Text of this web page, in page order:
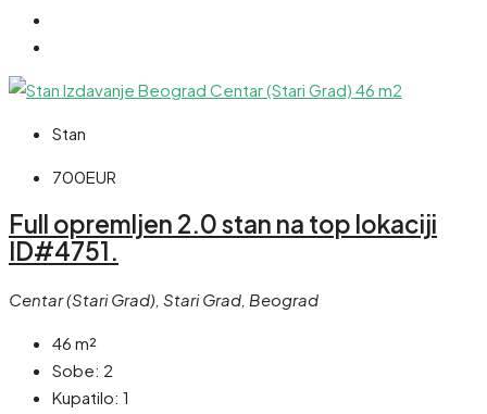
Stan
700EUR
Full opremljen 2.0 stan na top lokaciji
ID#4751.
Centar (Stari Grad), Stari Grad, Beograd
46 m²
Sobe: 2
Kupatilo: 1